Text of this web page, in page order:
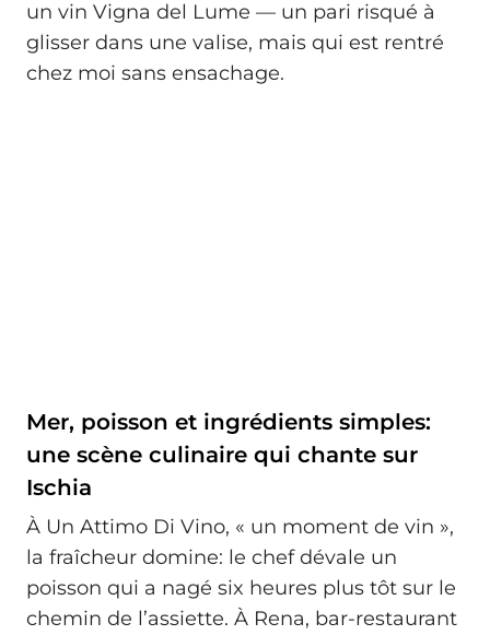
un vin Vigna del Lume — un pari risqué à
glisser dans une valise, mais qui est rentré
chez moi sans ensachage.
Mer, poisson et ingrédients simples:
une scène culinaire qui chante sur
Ischia
À Un Attimo Di Vino, « un moment de vin »,
la fraîcheur domine: le chef dévale un
poisson qui a nagé six heures plus tôt sur le
chemin de l’assiette. À Rena, bar-restaurant